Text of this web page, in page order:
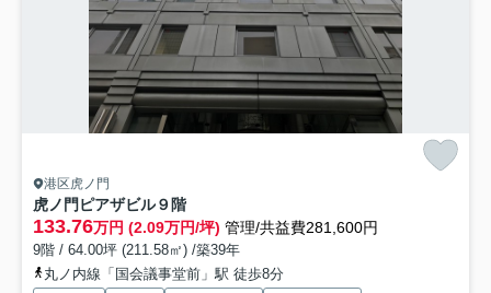
港区虎ノ門
虎ノ門ピアザビル９階
133.76万円 (2.09万円/坪) 管理/共益費281,600円
9階 / 64.00坪 (211.58㎡) /築39年
丸ノ内線「国会議事堂前」駅 徒歩8分